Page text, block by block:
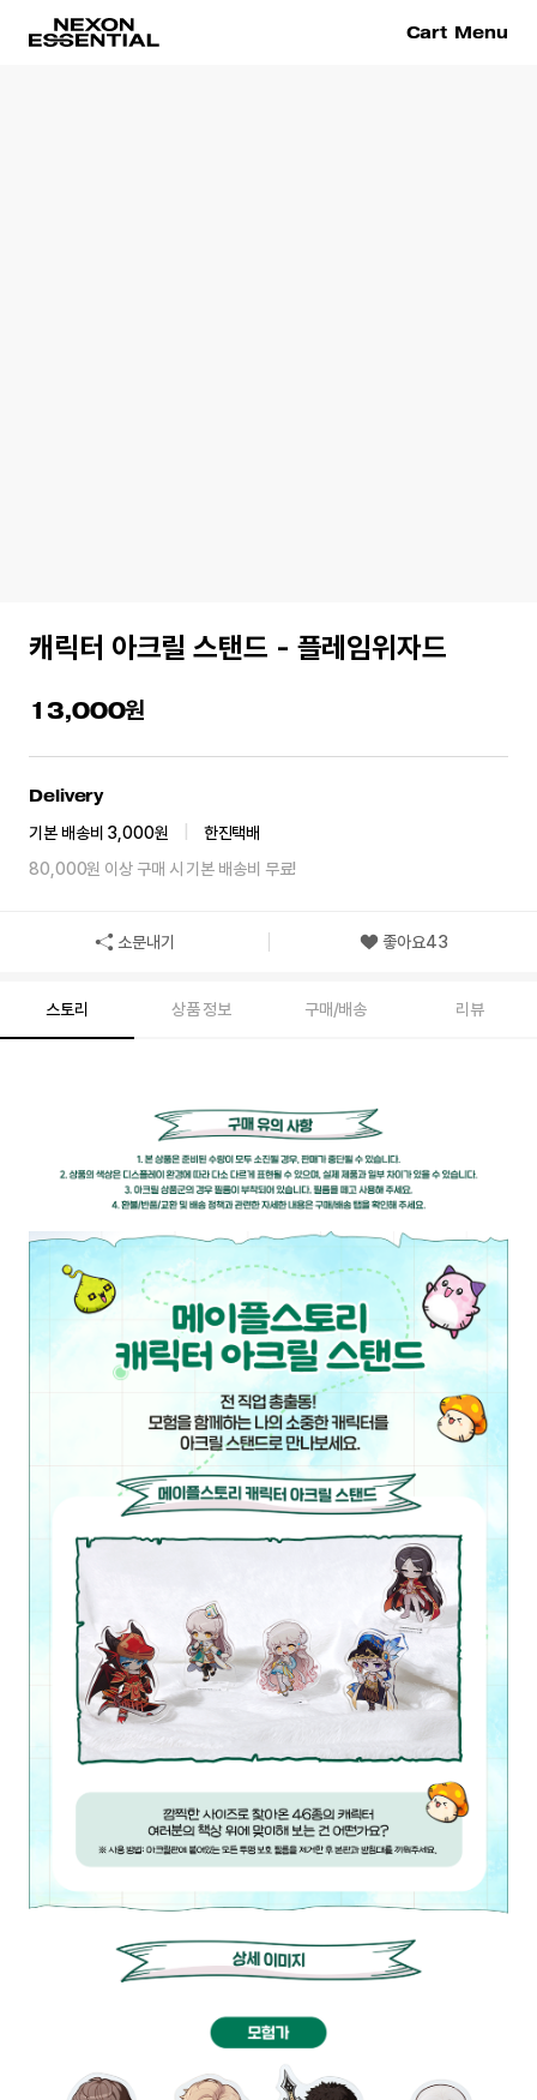
캐릭터 아크릴 스탠드 - 플레임위자드
13,000
Delivery
기본 배송비 3,000원
한진택배
80,000원 이상 구매 시 기본 배송비 무료!
소문내기 좋아요43
스토리 상품 정보 구매/배송 리뷰
Cart Menu